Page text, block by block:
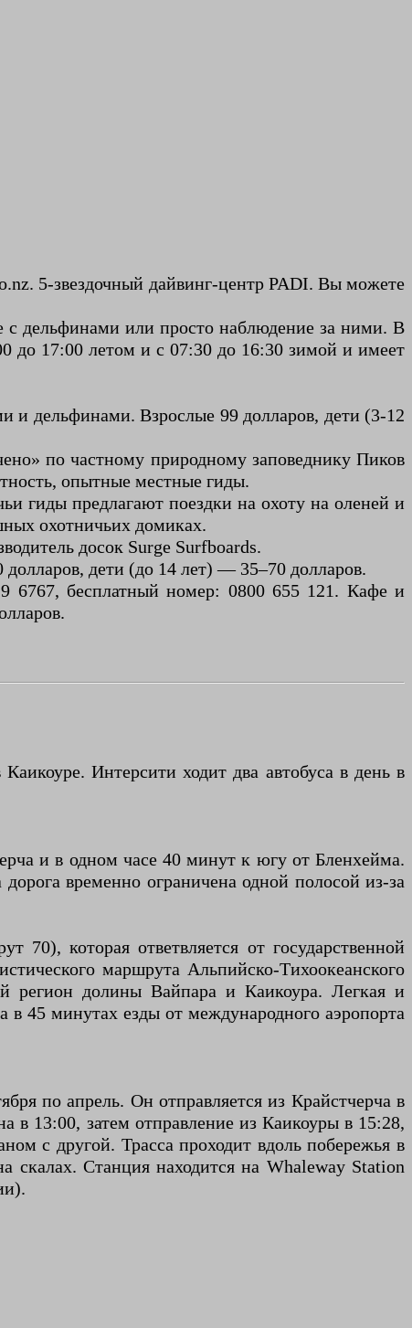
5-звездочный дайвинг-центр PADI. Вы можете
дельфинами или просто наблюдение за ними. В
до 17:00 летом и с 07:30 до 16:30 зимой и имеет
дельфинами. Взрослые 99 долларов, дети (3-12
по частному природному заповеднику Пиков
опытные местные гиды.
гиды предлагают поездки на охоту на оленей и
охотничьих домиках.
досок Surge Surfboards.
дети (до 14 лет) — 35–70 долларов.
бесплатный номер: 0800 655 121. Кафе и
Интерсити ходит два автобуса в день в
и в одном часе 40 минут к югу от Бленхейма.
временно ограничена одной полосой из-за
которая ответвляется от государственной
маршрута Альпийско-Тихоокеанского
регион долины Вайпара и Каикоура. Легкая и
в 45 минутах езды от международного аэропорта
по апрель. Он отправляется из Крайстчерча в
в 13:00, затем отправление из Каикоуры в 15:28,
с другой. Трасса проходит вдоль побережья в
скалах. Станция находится на Whaleway Station